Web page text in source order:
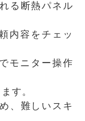
る断熱パネル
内容をチェッ
モニター操作
す。
、難しいスキ